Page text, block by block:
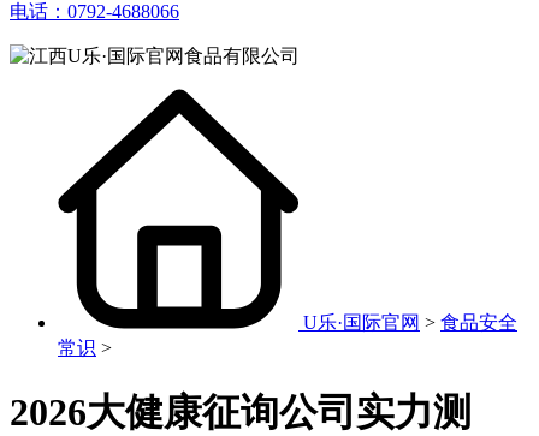
电话：0792-4688066
U乐·国际官网 > 食品安全
常识 >
2026大健康征询公司实力测